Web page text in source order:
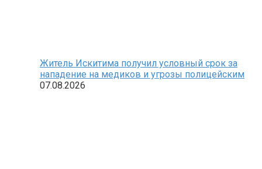
Житель Искитима получил условный срок за
нападение на медиков и угрозы полицейским
07.08.2026